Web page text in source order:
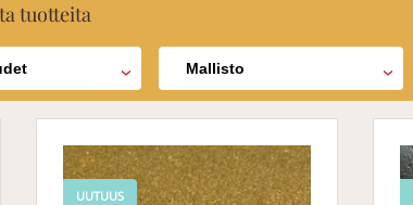
tuotteita
Mallisto
UUTUUS